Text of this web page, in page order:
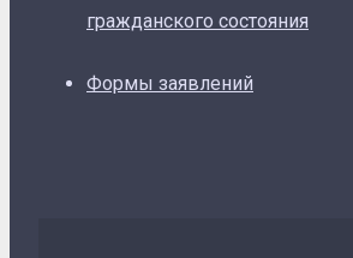
гражданского состояния
Формы заявлений